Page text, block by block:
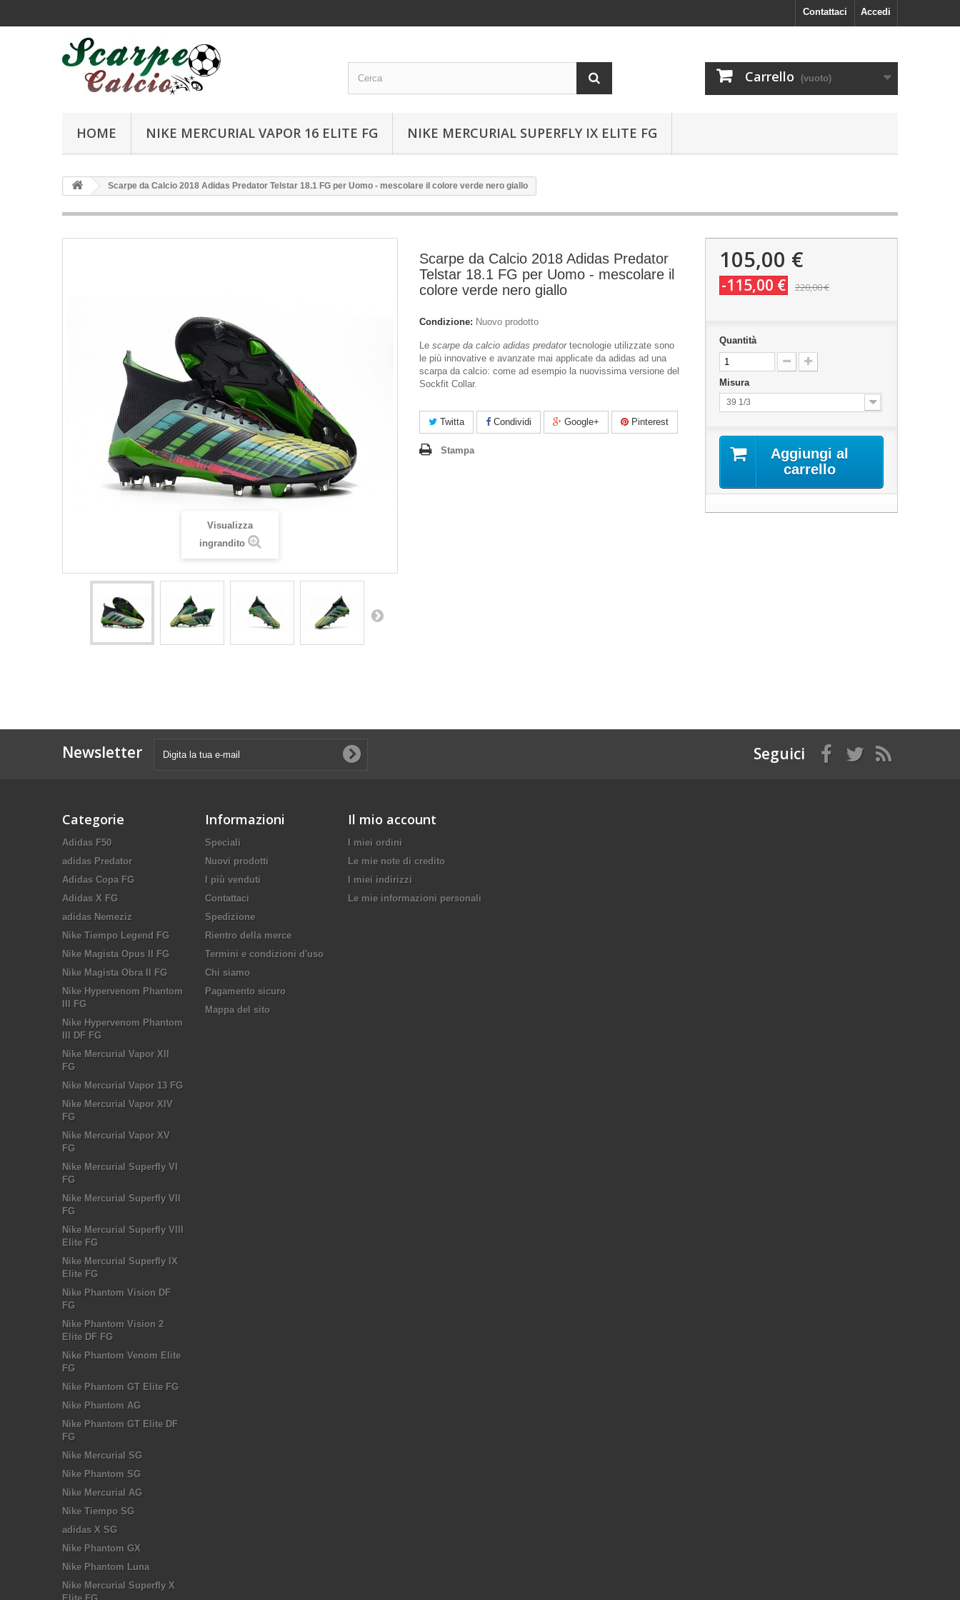
Accedi
Contattaci
Carrello (vuoto)
HOME NIKE MERCURIAL VAPOR 16 ELITE FG NIKE MERCURIAL SUPERFLY IX ELITE FG
Scarpe da Calcio 2018 Adidas Predator Telstar 18.1 FG per Uomo - mescolare il colore verde nero giallo
Visualizza
ingrandito
Scarpe da Calcio 2018 Adidas Predator
Telstar 18.1 FG per Uomo - mescolare il
colore verde nero giallo
Condizione: Nuovo prodotto
Le scarpe da calcio adidas predatortecnologie utilizzate sono
le più innovative e avanzate mai applicate da adidas ad una
scarpa da calcio: come ad esempio la nuovissima versione del
Sockfit Collar.
Twitta Condividi Google+ Pinterest
Stampa
105,00 €
-115,00 € 220,00 €
Quantità
Misura
39 1/3
Aggiungi al
carrello
Newsletter Seguici
Categorie
Adidas F50
adidas Predator
Adidas Copa FG
Adidas X FG
adidas Nemeziz
Nike Tiempo Legend FG
Nike Magista Opus II FG
Nike Magista Obra II FG
Nike Hypervenom Phantom
III FG
Nike Hypervenom Phantom
III DF FG
Nike Mercurial Vapor XII
FG
Nike Mercurial Vapor 13 FG
Nike Mercurial Vapor XIV
FG
Nike Mercurial Vapor XV
FG
Nike Mercurial Superfly VI
FG
Nike Mercurial Superfly VII
FG
Nike Mercurial Superfly VIII
Elite FG
Nike Mercurial Superfly IX
Elite FG
Nike Phantom Vision DF
FG
Nike Phantom Vision 2
Elite DF FG
Nike Phantom Venom Elite
FG
Nike Phantom GT Elite FG
Nike Phantom AG
Nike Phantom GT Elite DF
FG
Nike Mercurial SG
Nike Phantom SG
Nike Mercurial AG
Nike Tiempo SG
adidas X SG
Nike Phantom GX
Nike Phantom Luna
Nike Mercurial Superfly X
Informazioni
Speciali
Nuovi prodotti
I più venduti
Contattaci
Spedizione
Rientro della merce
Termini e condizioni d'uso
Chi siamo
Pagamento sicuro
Mappa del sito
Il mio account
I miei ordini
Le mie note di credito
I miei indirizzi
Le mie informazioni personali